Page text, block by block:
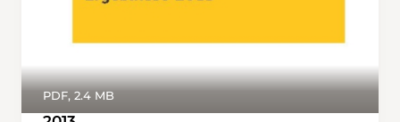
PDF, 2.4 MB